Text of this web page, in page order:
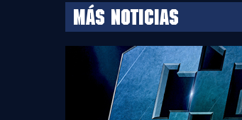
MÁS NOTICIAS